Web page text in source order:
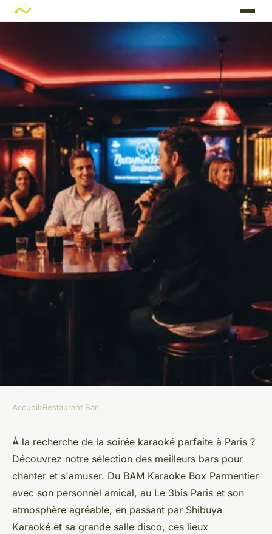
Les meilleurs bars karaoké à
paris pour une soirée
inoubliable
Élise•16 août 2024•5 min de lecture
Accueil›Restaurant Bar
À la recherche de la soirée karaoké parfaite à Paris ?
Découvrez notre sélection des meilleurs bars pour
chanter et s'amuser. Du BAM Karaoke Box Parmentier
avec son personnel amical, au Le 3bis Paris et son
atmosphère agréable, en passant par Shibuya
Karaoké et sa grande salle disco, ces lieux